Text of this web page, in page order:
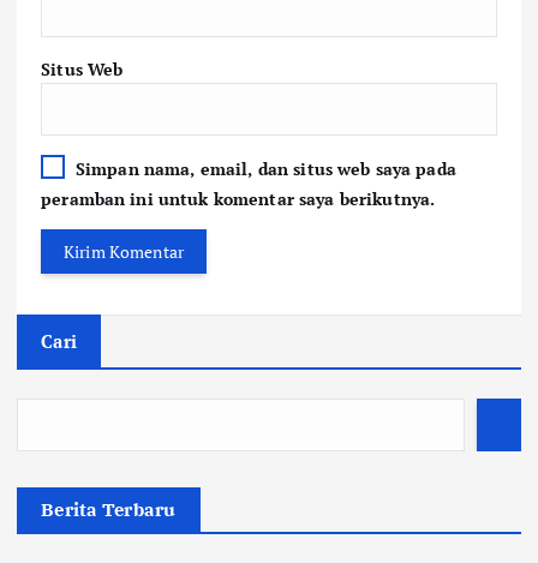
Situs Web
Simpan nama, email, dan situs web saya pada
peramban ini untuk komentar saya berikutnya.
Cari
Berita Terbaru